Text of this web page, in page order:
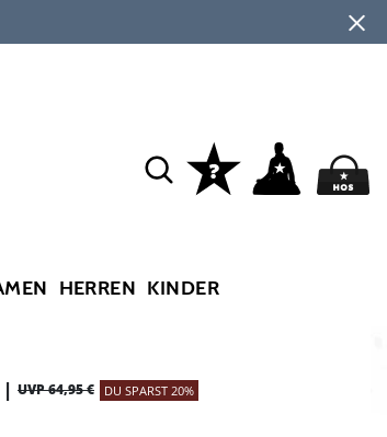
HERREN KINDER
| UVP 64,95 € DU SPARST 20%